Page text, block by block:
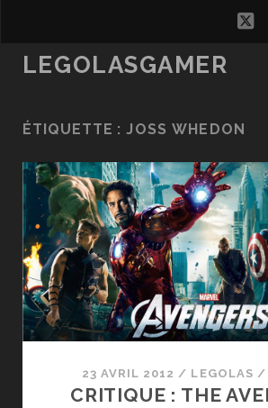
LEGOLASGAMER
ÉTIQUETTE :JOSS WHEDON
23 AVRIL 2012 / LEGOLAS /
CRITIQUE : THE